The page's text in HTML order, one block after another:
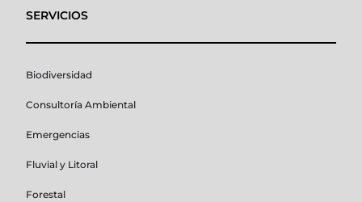
SERVICIOS
Biodiversidad
Consultoría Ambiental
Emergencias
Fluvial y Litoral
Forestal